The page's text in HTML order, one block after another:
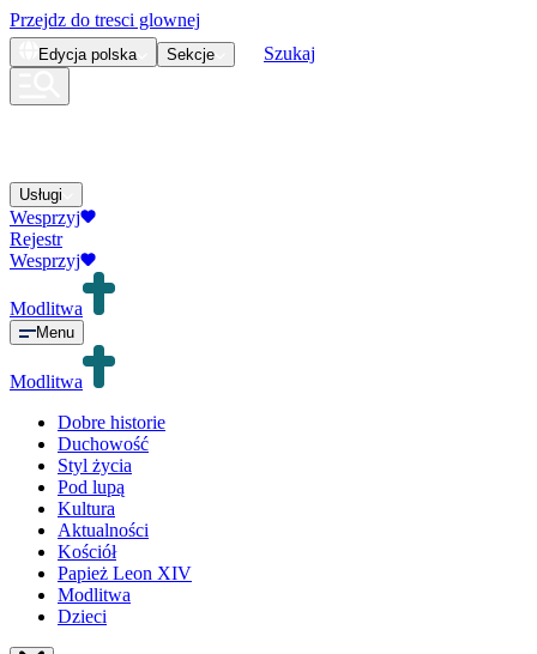
Przejdz do tresci glownej
Edycja polska Sekcje Szukaj
Usługi
Wesprzyj
Rejestr
Wesprzyj
Modlitwa
Menu
Modlitwa
Dobre historie
Duchowość
Styl życia
Pod lupą
Kultura
Aktualności
Kościół
Papież Leon XIV
Modlitwa
Dzieci